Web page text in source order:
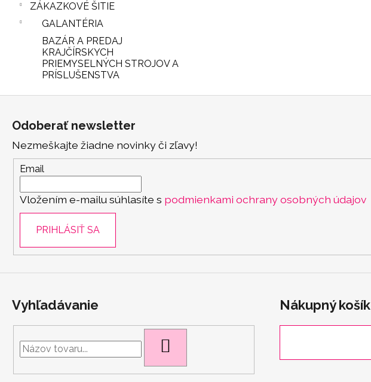
ZÁKAZKOVÉ ŠITIE
GALANTÉRIA
BAZÁR A PREDAJ
KRAJČÍRSKYCH
PRIEMYSELNÝCH STROJOV A
PRÍSLUŠENSTVA
Odoberať newsletter
Nezmeškajte žiadne novinky či zľavy!
Email
Vložením e-mailu súhlasíte s podmienkami ochrany osobných údajov
PRIHLÁSIŤ SA
Vyhľadávanie Nákupný košík